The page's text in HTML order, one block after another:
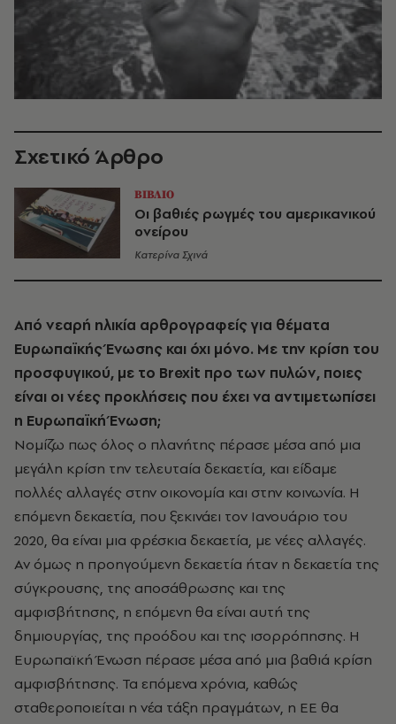
Σχετικό Άρθρο
ΒΙΒΛΙΟ
Οι βαθιές ρωγμές του αμερικανικού
ονείρου
Κατερίνα Σχινά
Από νεαρή ηλικία αρθρογραφείς για θέματα
Ευρωπαϊκής Ένωσης και όχι μόνο. Με την κρίση του
προσφυγικού, με το Brexit προ των πυλών, ποιες
είναι οι νέες προκλήσεις που έχει να αντιμετωπίσει
η Ευρωπαϊκή Ένωση;
Νομίζω πως όλος ο πλανήτης πέρασε μέσα από μια
μεγάλη κρίση την τελευταία δεκαετία, και είδαμε
πολλές αλλαγές στην οικονομία και στην κοινωνία. Η
επόμενη δεκαετία, που ξεκινάει τον Ιανουάριο του
2020, θα είναι μια φρέσκια δεκαετία, με νέες αλλαγές.
Αν όμως η προηγούμενη δεκαετία ήταν η δεκαετία της
σύγκρουσης, της αποσάθρωσης και της
αμφισβήτησης, η επόμενη θα είναι αυτή της
δημιουργίας, της προόδου και της ισορρόπησης. Η
Ευρωπαϊκή Ένωση πέρασε μέσα από μια βαθιά κρίση
αμφισβήτησης. Τα επόμενα χρόνια, καθώς
σταθεροποιείται η νέα τάξη πραγμάτων, η ΕΕ θα